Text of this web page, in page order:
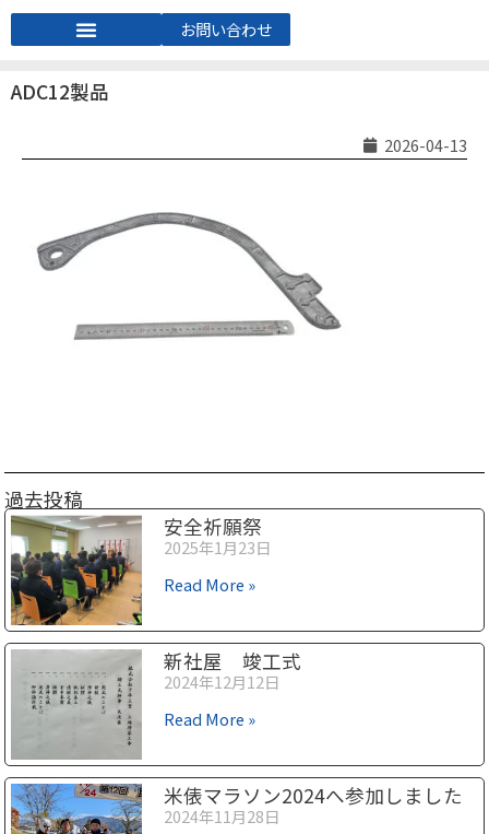
お問い合わせ
ADC12製品
2026-04-13
過去投稿
安全祈願祭
2025年1月23日
Read More »
新社屋 竣工式
2024年12月12日
Read More »
米俵マラソン2024へ参加しました
2024年11月28日